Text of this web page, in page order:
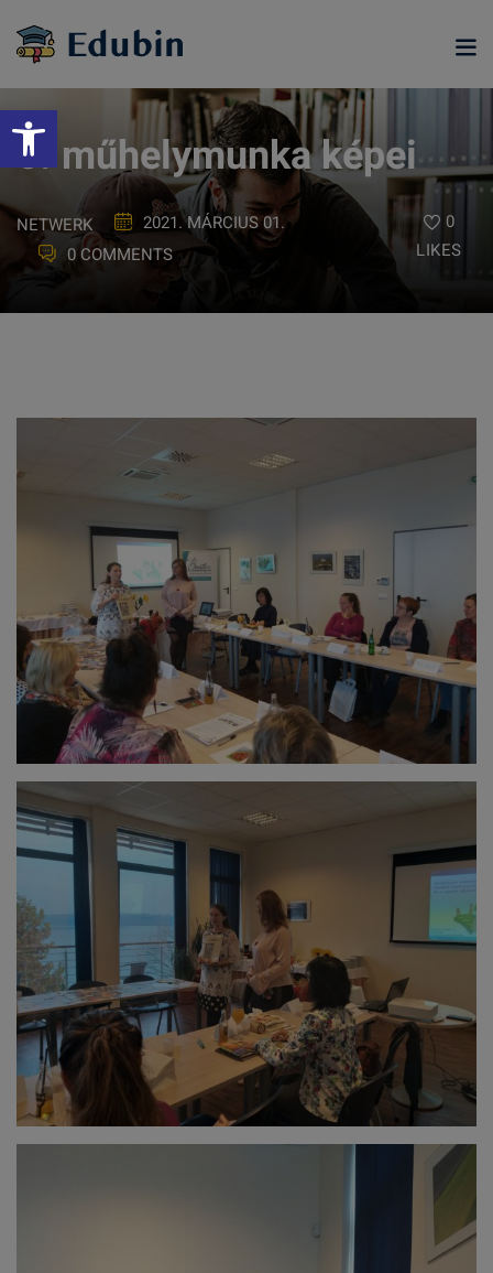
Eszköztár megnyitása
content
5. műhelymunka képei
NETWERK
2021. MÁRCIUS 01.
0 COMMENTS
0
LIKES